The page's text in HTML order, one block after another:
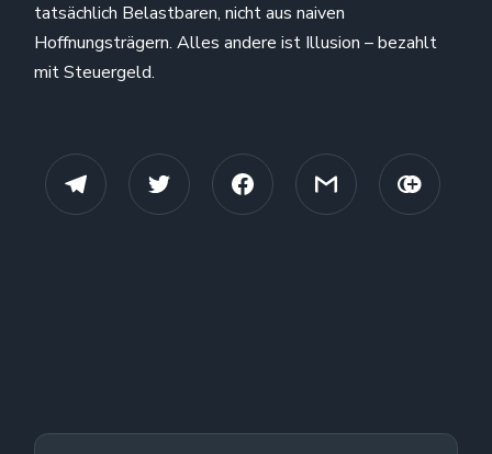
tatsächlich Belastbaren, nicht aus naiven
Hoffnungsträgern. Alles andere ist Illusion – bezahlt
mit Steuergeld.